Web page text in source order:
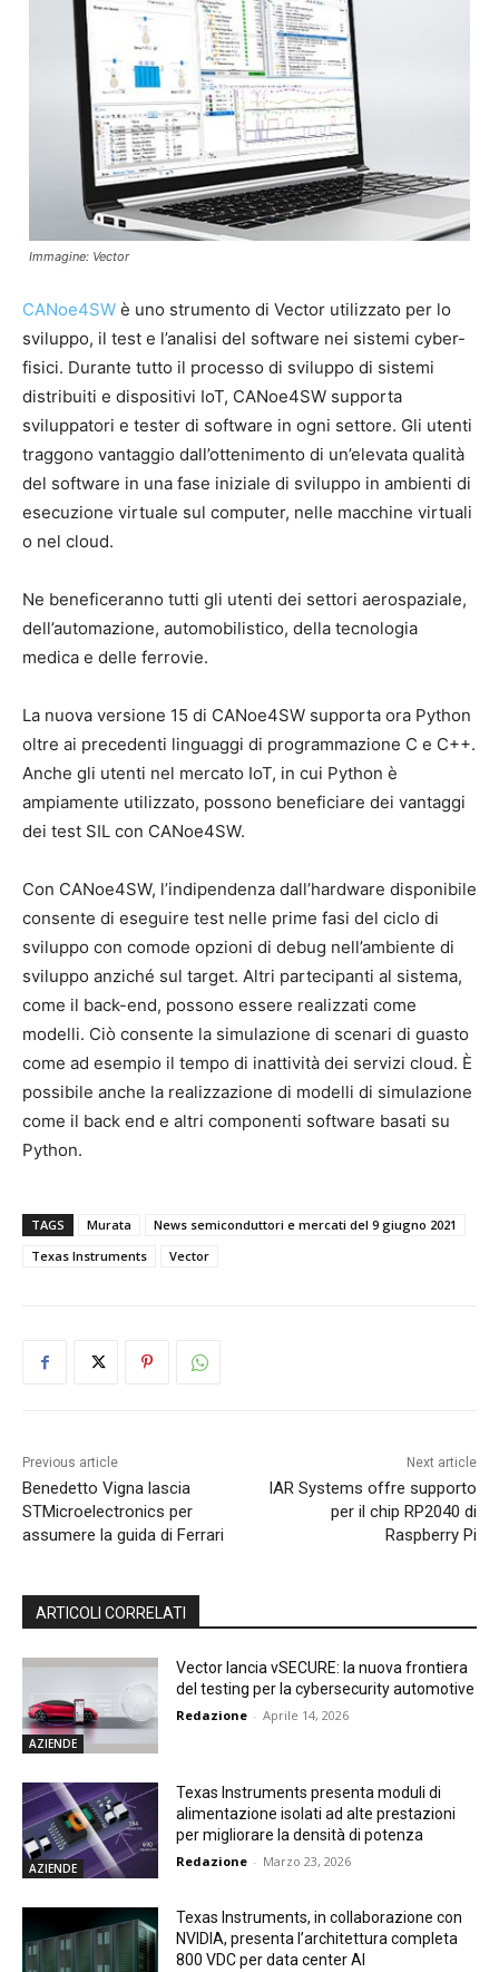
Immagine: Vector
CANoe4SW è uno strumento di Vector utilizzato per lo
sviluppo, il test e l’analisi del software nei sistemi cyber-
fisici. Durante tutto il processo di sviluppo di sistemi
distribuiti e dispositivi IoT, CANoe4SW supporta
sviluppatori e tester di software in ogni settore. Gli utenti
traggono vantaggio dall’ottenimento di un’elevata qualità
del software in una fase iniziale di sviluppo in ambienti di
esecuzione virtuale sul computer, nelle macchine virtuali
o nel cloud.
Ne beneficeranno tutti gli utenti dei settori aerospaziale,
dell’automazione, automobilistico, della tecnologia
medica e delle ferrovie.
La nuova versione 15 di CANoe4SW supporta ora Python
oltre ai precedenti linguaggi di programmazione C e C++.
Anche gli utenti nel mercato IoT, in cui Python è
ampiamente utilizzato, possono beneficiare dei vantaggi
dei test SIL con CANoe4SW.
Con CANoe4SW, l’indipendenza dall’hardware disponibile
consente di eseguire test nelle prime fasi del ciclo di
sviluppo con comode opzioni di debug nell’ambiente di
sviluppo anziché sul target. Altri partecipanti al sistema,
come il back-end, possono essere realizzati come
modelli. Ciò consente la simulazione di scenari di guasto
come ad esempio il tempo di inattività dei servizi cloud. È
possibile anche la realizzazione di modelli di simulazione
come il back end e altri componenti software basati su
Python.
TAGS Murata
News semiconduttori e mercati del 9 giugno 2021
Texas Instruments
Vector
Previous article
Benedetto Vigna lascia
STMicroelectronics per
assumere la guida di Ferrari
Next article
IAR Systems offre supporto
per il chip RP2040 di
Raspberry Pi
ARTICOLI CORRELATI
AZIENDE
Vector lancia vSECURE: la nuova frontiera
del testing per la cybersecurity automotive
Redazione - Aprile 14, 2026
AZIENDE
Texas Instruments presenta moduli di
alimentazione isolati ad alte prestazioni
per migliorare la densità di potenza
Redazione - Marzo 23, 2026
Texas Instruments, in collaborazione con
NVIDIA, presenta l’architettura completa
800 VDC per data center AI